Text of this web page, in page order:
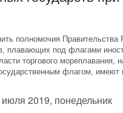
полномочия
плавающих под флагами
торгового мореплавания,
флагом, имеют
2019, понедельник